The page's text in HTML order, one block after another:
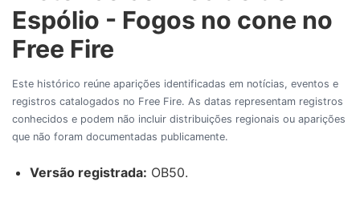
Espólio - Fogos no cone no
Free Fire
Este histórico reúne aparições identificadas em notícias, eventos e
registros catalogados no Free Fire. As datas representam registros
conhecidos e podem não incluir distribuições regionais ou aparições
que não foram documentadas publicamente.
Versão registrada: OB50.